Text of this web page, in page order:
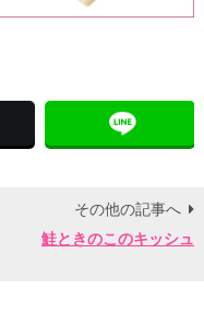
その他の記事へ
鮭ときのこのキッシュ